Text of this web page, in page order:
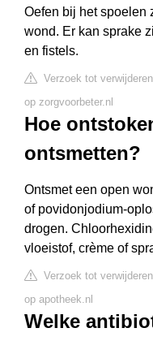
Oefen bij het spoelen
wond. Er kan sprake
en fistels.
Verzoek tot
op zorgvoorbeter.nl
Hoe
ontsmetten?
Ontsmet een open
of povidonjodium-
drogen.
vloeistof, crème of
Verzoek tot
op apotheek.nl
Welke